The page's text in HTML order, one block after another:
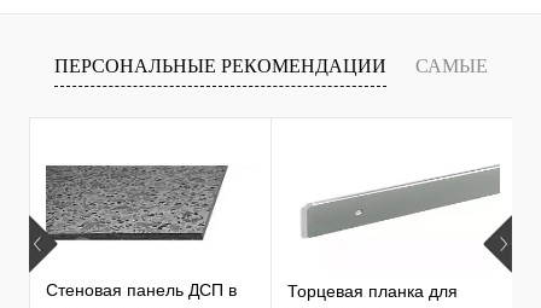
ПЕРСОНАЛЬНЫЕ РЕКОМЕНДАЦИИ САМЫЕ
ПРОДАВАЕМЫЕ ТОВАРЫ
Стеновая панель ДСП в
Торцевая планка для